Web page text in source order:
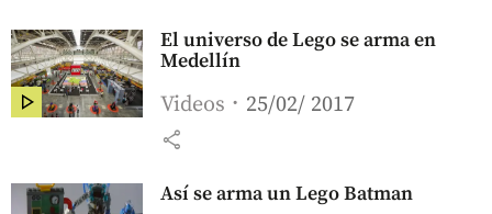
El universo de Lego se arma en
Medellín
Videos 25/02/ 2017
share
Así se arma un Lego Batman